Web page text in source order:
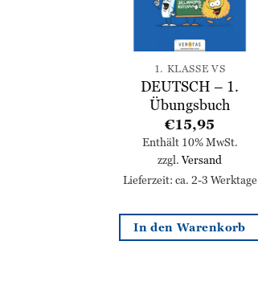
1. KLASSE VS
DEUTSCH – 1.
Übungsbuch
€15,95
Enthält 10% MwSt.
zzgl.Versand
Lieferzeit: ca. 2-3 Werktage
In den Warenkorb